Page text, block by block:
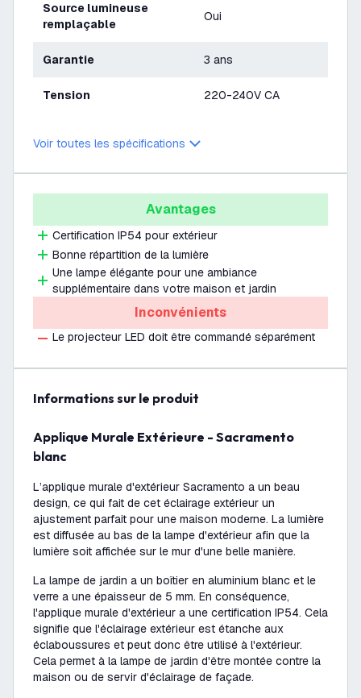
Source lumineuse
remplaçable
Oui
Garantie 3 ans
Tension 220-240V CA
Voir toutes les spécifications
Avantages
Certification IP54 pour extérieur
Bonne répartition de la lumière
Une lampe élégante pour une ambiance
supplémentaire dans votre maison et jardin
Inconvénients
Le projecteur LED doit être commandé séparément
Informations sur le produit
Applique Murale Extérieure - Sacramento
blanc
L’applique murale d'extérieur Sacramento a un beau
design, ce qui fait de cet éclairage extérieur un
ajustement parfait pour une maison moderne. La lumière
est diffusée au bas de la lampe d'extérieur afin que la
lumière soit affichée sur le mur d'une belle manière.
La lampe de jardin a un boîtier en aluminium blanc et le
verre a une épaisseur de 5 mm. En conséquence,
l'applique murale d'extérieur a une certification IP54. Cela
signifie que l'éclairage extérieur est étanche aux
éclaboussures et peut donc être utilisé à l'extérieur.
Cela permet à la lampe de jardin d'être montée contre la
maison ou de servir d'éclairage de façade.